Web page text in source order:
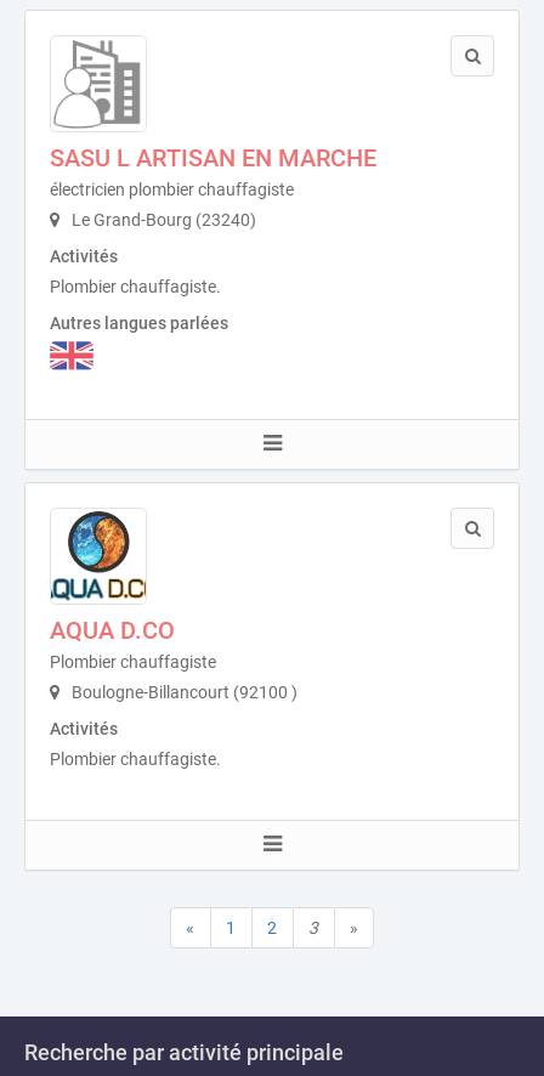
SASU L ARTISAN EN MARCHE
électricien plombier chauffagiste
Le Grand-Bourg (23240)
Activités
Plombier chauffagiste.
Autres langues parlées
AQUA D.CO
Plombier chauffagiste
Boulogne-Billancourt (92100 )
Activités
Plombier chauffagiste.
« 1 2 3 »
Recherche par activité principale